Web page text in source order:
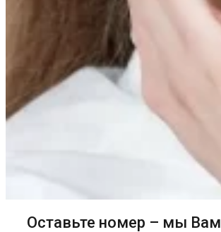
Оставьте номер – мы Вам